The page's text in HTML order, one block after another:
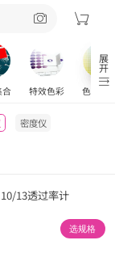
合 特效色彩 色彩工
展开
密度仪
13透过率计
选规格